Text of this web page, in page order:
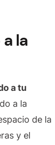
la
a tu
a la
de la
y el